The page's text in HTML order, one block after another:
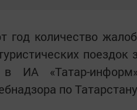
год количество
поездок
в ИА «Татар-
по